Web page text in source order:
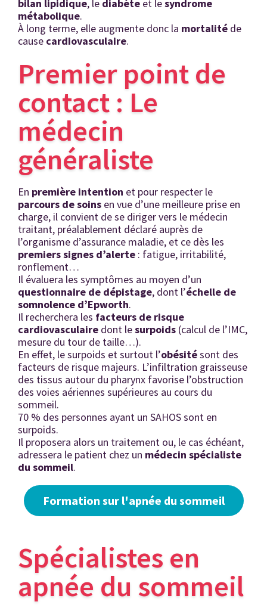
bilan lipidique, le diabète et lesyndrome
métabolique.
À long terme, elle augmente donc la mortalité de
cause cardiovasculaire.
Premier point de
contact : Le
médecin
généraliste
En première intention et pour respecter le
parcours de soins en vue d’une meilleure prise en
charge, il convient de se diriger vers le médecin
traitant, préalablement déclaré auprès de
l’organisme d’assurance maladie, et ce dès les
premiers signes d’alerte : fatigue, irritabilité,
ronflement…
Il évaluera les symptômes au moyen d’un
questionnaire de dépistage, dont l’échelle de
somnolence d’Epworth.
Il recherchera les facteurs de risque
cardiovasculaire dont lesurpoids (calcul de l’IMC,
mesure du tour de taille…).
En effet, le surpoids et surtout l’obésitésont des
facteurs de risque majeurs. L’infiltration graisseuse
des tissus autour du pharynx favorise l’obstruction
des voies aériennes supérieures au cours du
sommeil.
70 % des personnes ayant un SAHOS sont en
surpoids.
Il proposera alors un traitement ou, le cas échéant,
adressera le patient chez un médecin spécialiste
du sommeil.
Formation sur l'apnée du sommeil
Spécialistes en
apnée du sommeil